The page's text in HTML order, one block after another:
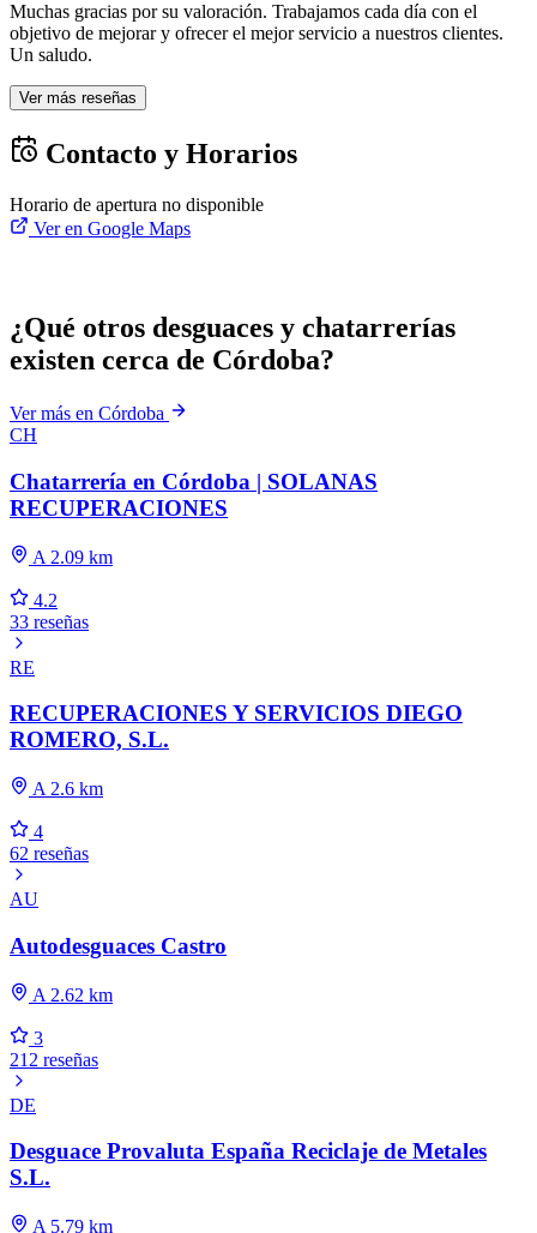
Muchas gracias por su valoración. Trabajamos cada día con el
objetivo de mejorar y ofrecer el mejor servicio a nuestros clientes.
Un saludo.
Ver más reseñas
Contacto y Horarios
Horario de apertura no disponible
Ver en Google Maps
¿Qué otros desguaces y chatarrerías
existen cerca de Córdoba?
Ver más en Córdoba
CH
Chatarrería en Córdoba | SOLANAS
RECUPERACIONES
A 2.09 km
4.2
33 reseñas
RE
RECUPERACIONES Y SERVICIOS DIEGO
ROMERO, S.L.
A 2.6 km
4
62 reseñas
AU
Autodesguaces Castro
A 2.62 km
3
212 reseñas
DE
Desguace Provaluta España Reciclaje de Metales
S.L.
A 5.79 km